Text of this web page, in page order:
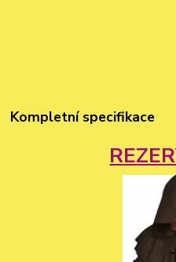
Kompletní specifikace